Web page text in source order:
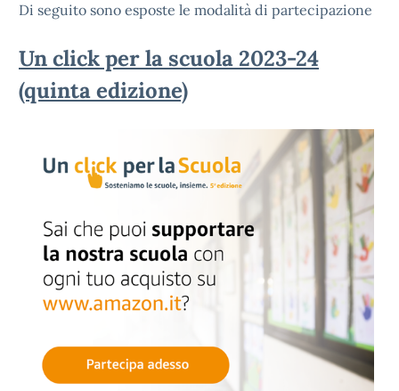
Di seguito sono esposte le modalità di partecipazione
Un click per la scuola 2023-24
(quinta edizione)